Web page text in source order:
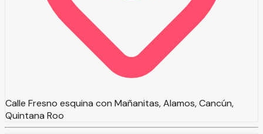
Calle Fresno esquina con Mañanitas, Alamos, Cancún,
Quintana Roo